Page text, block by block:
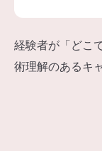
経験者が「どこ
術理解のあるキ